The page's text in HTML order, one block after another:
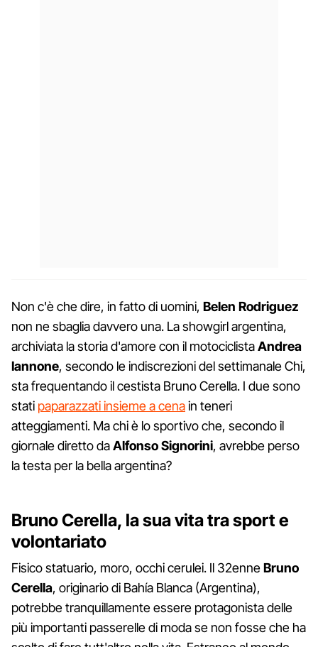
Non c'è che dire, in fatto di uomini, Belen Rodriguez
non ne sbaglia davvero una. La showgirl argentina,
archiviata la storia d'amore con il motociclistaAndrea
Iannone, secondo le indiscrezioni del settimanale Chi,
sta frequentando il cestista Bruno Cerella. I due sono
stati paparazzati insieme a cenain teneri
atteggiamenti. Ma chi è lo sportivo che, secondo il
giornale diretto daAlfonso Signorini, avrebbe perso
la testa per la bella argentina?
Bruno Cerella, la sua vita tra sport e
volontariato
Fisico statuario, moro, occhi cerulei. Il 32enneBruno
Cerella, originario di Bahía Blanca (Argentina),
potrebbe tranquillamente essere protagonista delle
più importanti passerelle di moda se non fosse che ha